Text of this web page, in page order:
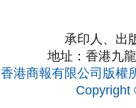
承印人、出
地址：香港九
香港商報有限公司版權
Copyright